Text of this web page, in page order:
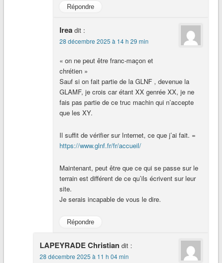
Répondre
Irea dit :
28 décembre 2025 à 14 h 29 min
« on ne peut être franc-maçon et
chrétien »
Sauf si on fait partie de la GLNF , devenue la
GLAMF, je crois car étant XX genrée XX, je ne
fais pas partie de ce truc machin qui n’accepte
que les XY.
Il suffit de vérifier sur Internet, ce que j’ai fait. =
https://www.glnf.fr/fr/accueil/
Maintenant, peut être que ce qui se passe sur le
terrain est différent de ce qu’ils écrivent sur leur
site.
Je serais incapable de vous le dire.
Répondre
LAPEYRADE Christian dit :
28 décembre 2025 à 11 h 04 min